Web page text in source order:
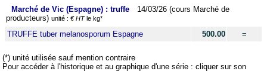
Marché de Vic (Espagne) : truffe
14/03/26 (cours Marché de
producteurs) unité : € HTle kg*
TRUFFE tuber melanosporum Espagne 500.00 =
(*) unité utilisée sauf mention contraire
Pour accéder à l'historique et au graphique d'une série : cliquer sur son